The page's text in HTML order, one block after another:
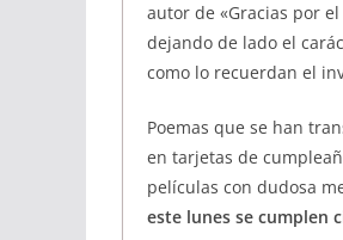
autor de «Gracias por
dejando de lado el
como lo recuerdan el
Poemas que se han
en tarjetas de
películas con dudosa
este lunes se cumplen